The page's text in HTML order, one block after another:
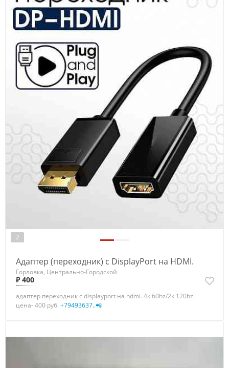
2
Адаптер (переходник) с DisplayPort на HDMI.
Горловка, Центрально-Городской
₽ 400
адаптер переходник с displayport на hdmi. 4к 60hz/2k 120hz.
цена- 400 руб. +79493637..📲